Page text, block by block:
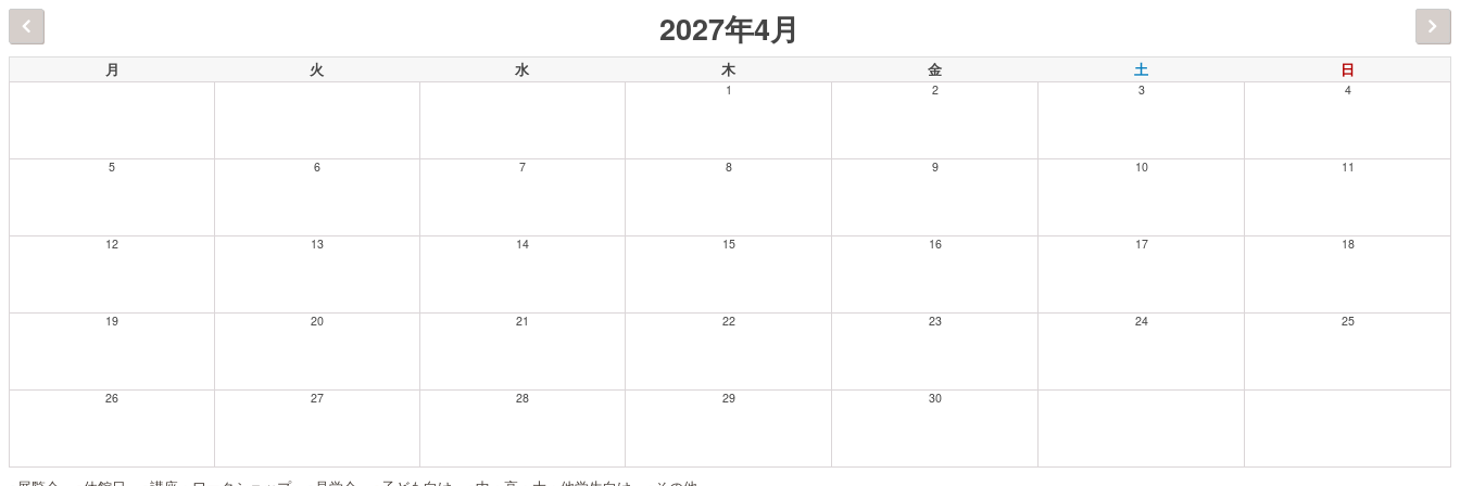
2027年4月
月 火 水 木 金 土 日
1 2 3 4
5 6 7 8 9 10 11
12 13 14 15 16 17 18
19 20 21 22 23 24 25
26 27 28 29 30